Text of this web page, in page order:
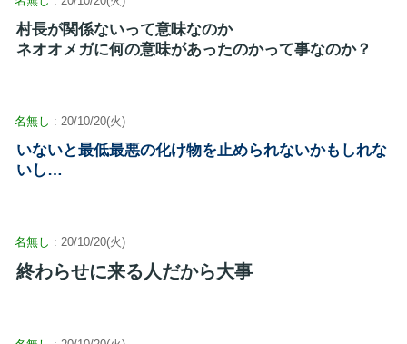
村長が関係ないって意味なのか
ネオオメガに何の意味があったのかって事なのか？
名無し : 20/10/20(火)
いないと最低最悪の化け物を止められないかもしれな
いし…
名無し : 20/10/20(火)
終わらせに来る人だから大事